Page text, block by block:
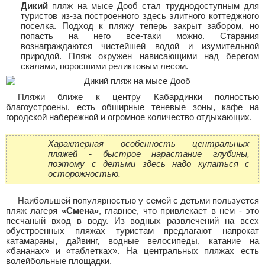
Дикий пляж на мысе Дооб стал труднодоступным для
туристов из-за построенного здесь элитного коттеджного
поселка. Подход к пляжу теперь закрыт забором, но
попасть на него все-таки можно. Старания
вознаграждаются чистейшей водой и изумительной
природой. Пляж окружен нависающими над берегом
скалами, поросшими реликтовым лесом.
Пляжи ближе к центру Кабардинки полностью
благоустроены, есть обширные теневые зоны, кафе на
городской набережной и огромное количество отдыхающих.
Характерная особенность центральных
пляжей - быстрое нарастание глубины,
поэтому с детьми здесь надо купаться с
осторожностью.
Наибольшей популярностью у семей с детьми пользуется
пляж лагеря «Смена», главное, что привлекает в нем - это
песчаный вход в воду. Из водных развлечений на всех
обустроенных пляжах туристам предлагают напрокат
катамараны, дайвинг, водные велосипеды, катание на
«бананах» и «таблетках». На центральных пляжах есть
волейбольные площадки.